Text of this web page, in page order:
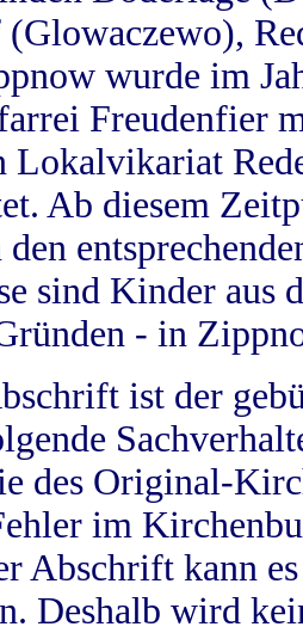
wurde im
Freudenfier
Lokalvikariat
Ab diesem
sind Kinder aus
- in
ist der
des Original-
im
Abschrift kann
Deshalb wird